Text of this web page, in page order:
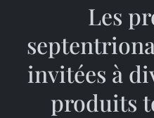
Les
invitées à
produits